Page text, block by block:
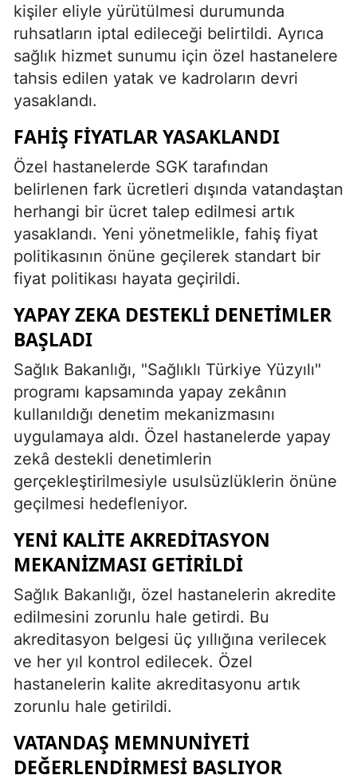
Konya
Kütahya
Malatya
Mardin
Muğla
Muş
Nevşehir
Niğde
Rize
Sakarya
Samsun
Siirt
Sivas
Tekirdağ
Tokat
Trabzon
Tunceli
Uşak
Van
kişiler eliyle yürütülmesi durumunda
ruhsatların iptal edileceği belirtildi. Ayrıca
sağlık hizmet sunumu için özel hastanelere
tahsis edilen yatak ve kadroların devri
yasaklandı.
FAHIŞ FIYATLAR YASAKLANDI
Özel hastanelerde SGK tarafından
belirlenen fark ücretleri dışında vatandaştan
herhangi bir ücret talep edilmesi artık
yasaklandı. Yeni yönetmelikle, fahiş fiyat
politikasının önüne geçilerek standart bir
fiyat politikası hayata geçirildi.
YAPAY ZEKA DESTEKLI DENETIMLER
BAŞLADI
Sağlık Bakanlığı, "Sağlıklı Türkiye Yüzyılı"
programı kapsamında yapay zekânın
kullanıldığı denetim mekanizmasını
uygulamaya aldı. Özel hastanelerde yapay
zekâ destekli denetimlerin
gerçekleştirilmesiyle usulsüzlüklerin önüne
geçilmesi hedefleniyor.
YENI KALITE AKREDITASYON
MEKANIZMASI GETIRILDI
Sağlık Bakanlığı, özel hastanelerin akredite
edilmesini zorunlu hale getirdi. Bu
akreditasyon belgesi üç yıllığına verilecek
ve her yıl kontrol edilecek. Özel
hastanelerin kalite akreditasyonu artık
zorunlu hale getirildi.
VATANDAŞ MEMNUNIYETI
DEĞERLENDIRMESI BAŞLIYOR